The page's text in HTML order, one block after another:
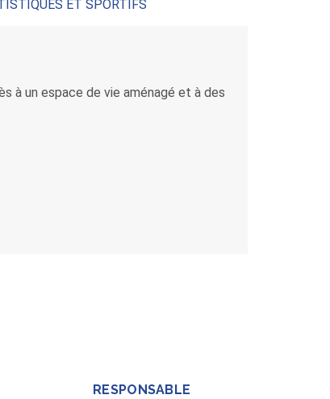
ET SPORTIFS
à un espace de vie aménagé et à des
RESPONSABLE